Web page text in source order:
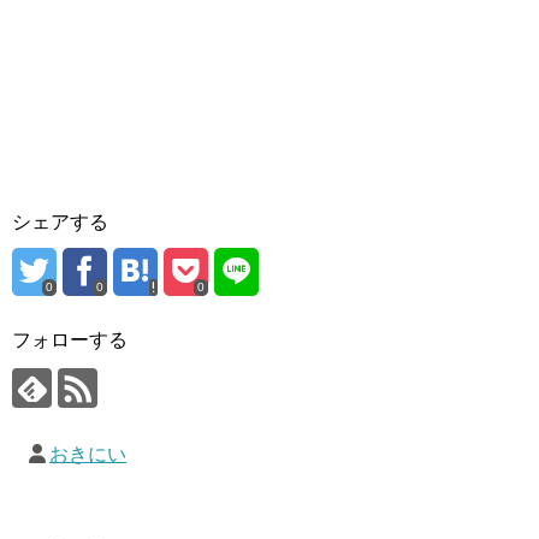
シェアする
0 0 0
フォローする
おきにい